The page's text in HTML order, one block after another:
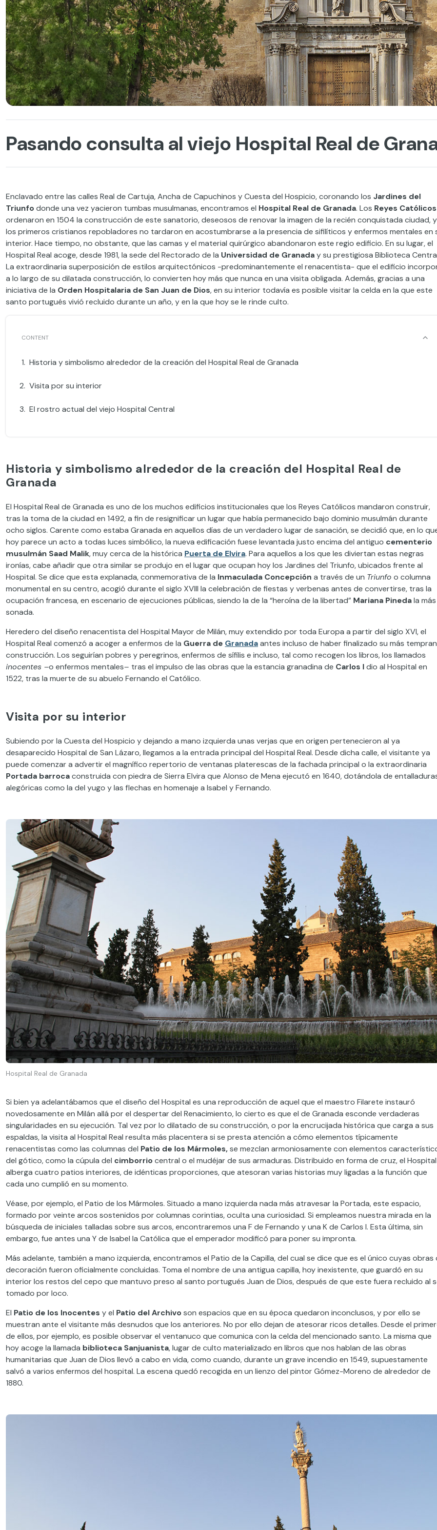
Pasando consulta al viejo Hospital Real de
Enclavado entre las calles Real de Cartuja, Ancha de Capuchinos y Cuesta del Hospicio, coronando los Jardines del
Triunfodonde una vez yacieron tumbas musulmanas, encontramos el Hospital Real de Granada. Los Reyes Católicos
ordenaron en 1504 la construcción de este sanatorio, deseosos de renovar la imagen de la recién conquistada ciudad, y
los primeros cristianos repobladores no tardaron en acostumbrarse a la presencia de sifilíticos y enfermos mentales en
interior. Hace tiempo, no obstante, que las camas y el material quirúrgico abandonaron este regio edificio. En su lugar, el
Hospital Real acoge, desde 1981, la sede del Rectorado de la Universidad de Granaday su prestigiosa Biblioteca
La extraordinaria superposición de estilos arquitectónicos -predominantemente el renacentista- que el edificio
a lo largo de su dilatada construcción, lo convierten hoy más que nunca en una visita obligada. Además, gracias a una
iniciativa de la Orden Hospitalaria de San Juan de Dios, en su interior todavía es posible visitar la celda en la que este
santo portugués vivió recluido durante un año, y en la que hoy se le rinde culto.
Historia y simbolismo alrededor de la creación del Hospital Real de Granada
Visita por su interior
El rostro actual del viejo Hospital Central
Historia y simbolismo alrededor de la creación del Hospital Real de
Granada
El Hospital Real de Granada es uno de los muchos edificios institucionales que los Reyes Católicos mandaron construir,
tras la toma de la ciudad en 1492, a fin de resignificar un lugar que había permanecido bajo dominio musulmán durante
ocho siglos. Carente como estaba Granada en aquellos días de un verdadero lugar de sanación, se decidió que, en lo
hoy parece un acto a todas luces simbólico, la nueva edificación fuese levantada justo encima del antiguo cementerio
musulmán Saad Malik, muy cerca de la histórica Puerta de Elvira. Para aquellos a los que les diviertan estas negras
ironías, cabe añadir que otra similar se produjo en el lugar que ocupan hoy los Jardines del Triunfo, ubicados frente al
Hospital. Se dice que esta explanada, conmemorativa de la Inmaculada Concepción a través de un Triunfo o columna
monumental en su centro, acogió durante el siglo XVIII la celebración de fiestas y verbenas antes de convertirse, tras la
ocupación francesa, en escenario de ejecuciones públicas, siendo la de la “heroína de la libertad” Mariana Pinedala más
sonada.
Heredero del diseño renacentista del Hospital Mayor de Milán, muy extendido por toda Europa a partir del siglo XVI, el
Hospital Real comenzó a acoger a enfermos de la Guerra de Granadaantes incluso de haber finalizado su más
construcción. Los seguirían pobres y peregrinos, enfermos de sífilis e incluso, tal como recogen los libros, los llamados
inocentes –o enfermos mentales– tras el impulso de las obras que la estancia granadina de Carlos Idio al Hospital en
1522, tras la muerte de su abuelo Fernando el Católico.
Visita por su interior
Subiendo por la Cuesta del Hospicio y dejando a mano izquierda unas verjas que en origen pertenecieron al ya
desaparecido Hospital de San Lázaro, llegamos a la entrada principal del Hospital Real. Desde dicha calle, el visitante ya
puede comenzar a advertir el magnífico repertorio de ventanas platerescas de la fachada principal o la extraordinaria
Portada barrocaconstruida con piedra de Sierra Elvira que Alonso de Mena ejecutó en 1640, dotándola de
alegóricas como la del yugo y las flechas en homenaje a Isabel y Fernando.
Hospital Real de Granada
Si bien ya adelantábamos que el diseño del Hospital es una reproducción de aquel que el maestro Filarete instauró
novedosamente en Milán allá por el despertar del Renacimiento, lo cierto es que el de Granada esconde verdaderas
singularidades en su ejecución. Tal vez por lo dilatado de su construcción, o por la encrucijada histórica que carga a sus
espaldas, la visita al Hospital Real resulta más placentera si se presta atención a cómo elementos típicamente
renacentistas como las columnas del Patio de los Mármoles,se mezclan armoniosamente con elementos
del gótico, como la cúpula del cimborriocentral o el mudéjar de sus armaduras. Distribuido en forma de cruz, el Hospital
alberga cuatro patios interiores, de idénticas proporciones, que atesoran varias historias muy ligadas a la función que
cada uno cumplió en su momento.
Véase, por ejemplo, el Patio de los Mármoles. Situado a mano izquierda nada más atravesar la Portada, este espacio,
formado por veinte arcos sostenidos por columnas corintias, oculta una curiosidad. Si empleamos nuestra mirada en la
búsqueda de iniciales talladas sobre sus arcos, encontraremos una F de Fernando y una K de Carlos I. Esta última, sin
embargo, fue antes una Y de Isabel la Católica que el emperador modificó para poner su impronta.
Más adelante, también a mano izquierda, encontramos el Patio de la Capilla, del cual se dice que es el único cuyas obras
decoración fueron oficialmente concluidas. Toma el nombre de una antigua capilla, hoy inexistente, que guardó en su
interior los restos del cepo que mantuvo preso al santo portugués Juan de Dios, después de que este fuera recluido al
tomado por loco.
El Patio de los Inocentes y el Patio del Archivoson espacios que en su época quedaron inconclusos, y por ello se
muestran ante el visitante más desnudos que los anteriores. No por ello dejan de atesorar ricos detalles. Desde el
de ellos, por ejemplo, es posible observar el ventanuco que comunica con la celda del mencionado santo. La misma que
hoy acoge la llamada biblioteca Sanjuanista, lugar de culto materializado en libros que nos hablan de las obras
humanitarias que Juan de Dios llevó a cabo en vida, como cuando, durante un grave incendio en 1549, supuestamente
salvó a varios enfermos del hospital. La escena quedó recogida en un lienzo del pintor Gómez-Moreno de alrededor de
1880.